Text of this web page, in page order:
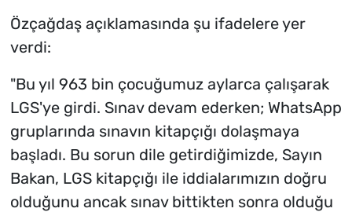
Özçağdaş açıklamasında şu ifadelere yer
verdi:
"Bu yıl 963 bin çocuğumuz aylarca çalışarak
LGS'ye girdi. Sınav devam ederken; WhatsApp
gruplarında sınavın kitapçığı dolaşmaya
başladı. Bu sorun dile getirdiğimizde, Sayın
Bakan, LGS kitapçığı ile iddialarımızın doğru
olduğunu ancak sınav bittikten sonra olduğu